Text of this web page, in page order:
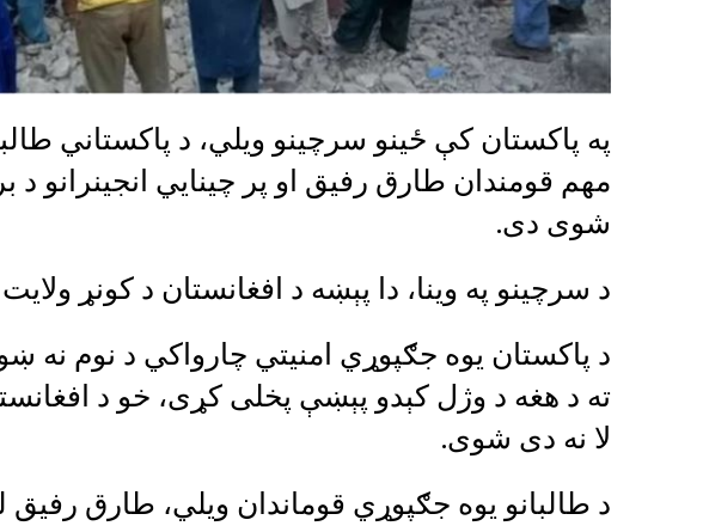
په پاکستان کې ځینو سرچینو ویلي، د پاکستاني
مهم قومندان طارق رفیق او پر چینایي انجینرانو
شوی دی.‌
د سرچینو په وینا، دا پېښه د افغانستان د کونړ
د پاکستان یوه جګپوړي امنیتي چارواکي د نوم
ته د هغه د وژل کېدو پېښې پخلی کړی، خو د
لا نه دی شوی.
د طالبانو يوه جګپوړي قوماندان ویلي، طارق